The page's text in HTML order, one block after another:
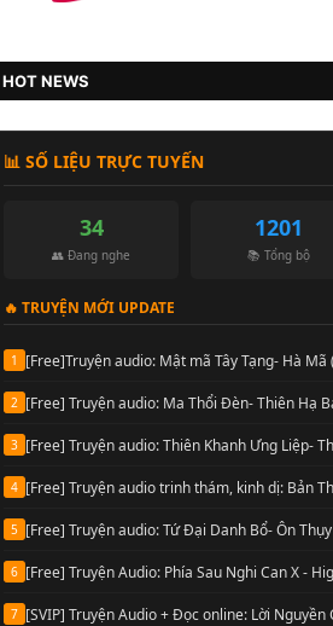
HOT NEWS
📊 SỐ LIỆU TRỰC TUYẾN
34
👥 Đang nghe
1201
📚 Tổng bộ
🔥 TRUYỆN MỚI UPDATE
1
2
3
4
5
6
7